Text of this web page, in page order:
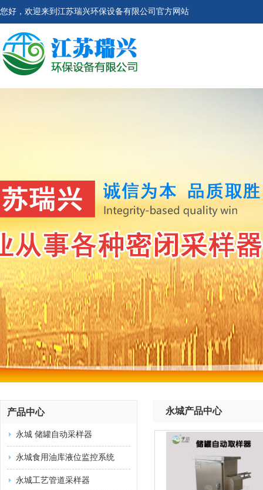
您好，欢迎来到江苏瑞兴环保设备有限公司官方网站
产品中心
永城 储罐自动采样器
永城食用油库液位监控系统
永城工艺管道采样器
永城产品中心